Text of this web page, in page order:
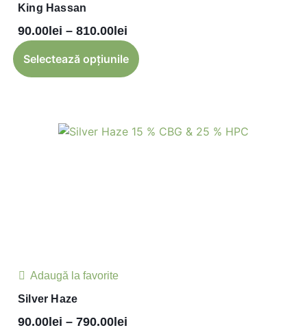
King Hassan
90.00 lei – 810.00 lei
Selectează opțiunile
Adaugă la favorite
Silver Haze
90.00 lei – 790.00 lei